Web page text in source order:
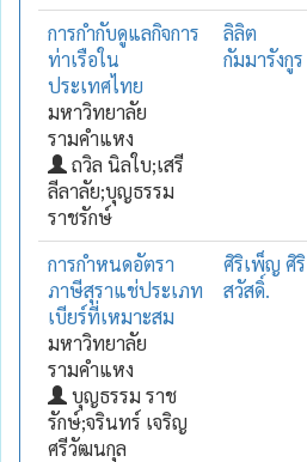
การกำกับดูแลกิจการ
ท่าเรือใน
ประเทศไทย
มหาวิทยาลัย
รามคำแหง
ถวิล นิลใบ;เสรี
ลีลาลัย;บุญธรรม
ราชรักษ์
ลิลิต
กัมมารังกูร
การกำหนดอัตรา
ภาษีสุราแช่ประเภท
เบียร์ที่เหมาะสม
มหาวิทยาลัย
รามคำแหง
บุญธรรม ราช
รักษ์;จรินทร์ เจริญ
ศรีวัฒนกุล
ศิริเพ็ญ ศิริ
สวัสดิ์.